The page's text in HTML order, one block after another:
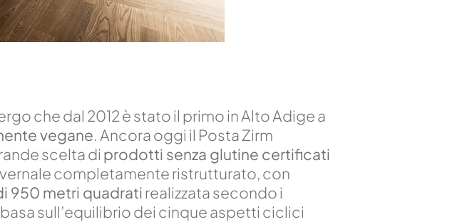
che dal 2012 è stato il primo in Alto Adige a
vegane. Ancora oggi il Posta Zirm
scelta di prodotti senza glutine certificati
completamente ristrutturato, con
950 metri quadratirealizzata secondo i
sull’equilibrio dei cinque aspetti ciclici